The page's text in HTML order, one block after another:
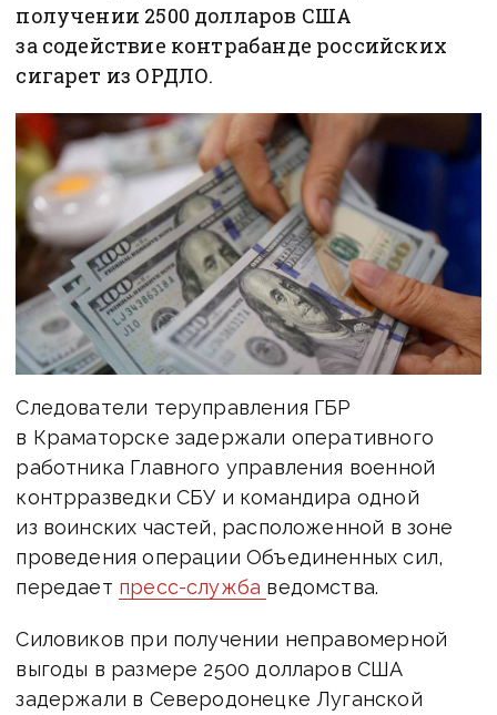
получении 2500 долларов США
за содействие контрабанде российских
сигарет из ОРДЛО.
Следователи теруправления ГБР
в Краматорске задержали оперативного
работника Главного управления военной
контрразведки СБУ и командира одной
из воинских частей, расположенной в зоне
проведения операции Объединенных сил,
передает пресс-служба ведомства.
Силовиков при получении неправомерной
выгоды в размере 2500 долларов США
задержали в Северодонецке Луганской